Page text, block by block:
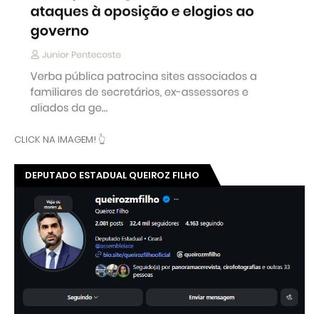
CLICK NA IMAGEM! 👆
DEPUTADO ESTADUAL QUEIROZ FILHO